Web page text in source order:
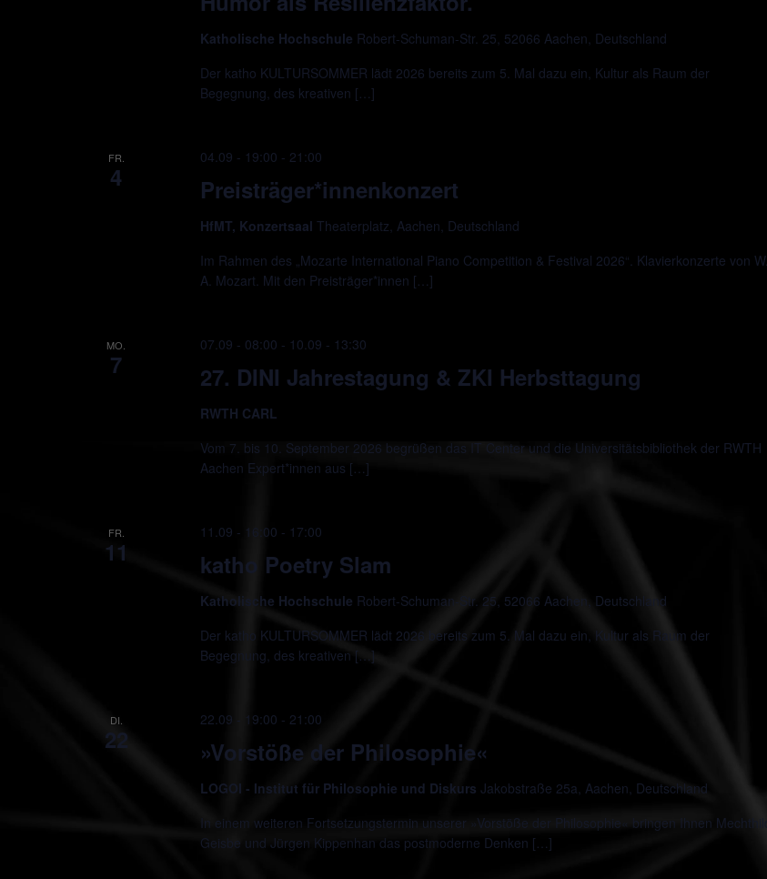
Katholische Hochschule Robert-Schuman-Str. 25, 52066 Aachen, Deutschland
Der katho KULTURSOMMER lädt 2026 bereits zum 5. Mal dazu ein, Kultur als Raum der
Begegnung, des kreativen […]
FR.
4 Preisträger*innenkonzert
04.09 - 19:00 - 21:00
HfMT, Konzertsaal Theaterplatz, Aachen, Deutschland
Im Rahmen des „Mozarte International Piano Competition & Festival 2026“. Klavierkonzerte von W.
A. Mozart. Mit den Preisträger*innen […]
MO.
7 27. DINI Jahrestagung & ZKI Herbsttagung
07.09 - 08:00 - 10.09 - 13:30
RWTH CARL
Vom 7. bis 10. September 2026 begrüßen das IT Center und die Universitätsbibliothek der RWTH
Aachen Expert*innen aus […]
FR.
11 katho Poetry Slam
11.09 - 16:00 - 17:00
Katholische Hochschule Robert-Schuman-Str. 25, 52066 Aachen, Deutschland
Der katho KULTURSOMMER lädt 2026 bereits zum 5. Mal dazu ein, Kultur als Raum der
Begegnung, des kreativen […]
DI.
22 »Vorstöße der Philosophie«
22.09 - 19:00 - 21:00
LOGOI - Institut für Philosophie und Diskurs Jakobstraße 25a, Aachen, Deutschland
In einem weiteren Fortsetzungstermin unserer »Vorstöße der Philosophie« bringen Ihnen Mechthild
Geisbe und Jürgen Kippenhan das postmoderne Denken […]